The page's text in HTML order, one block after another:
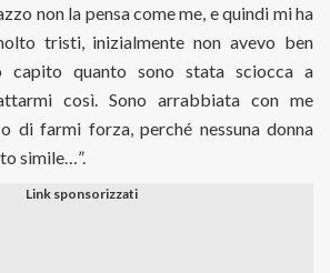
non la pensa come me, e quindi mi ha
tristi, inizialmente non avevo ben
capito quanto sono stata sciocca a
così. Sono arrabbiata con me
di farmi forza, perché nessuna donna
simile…”.